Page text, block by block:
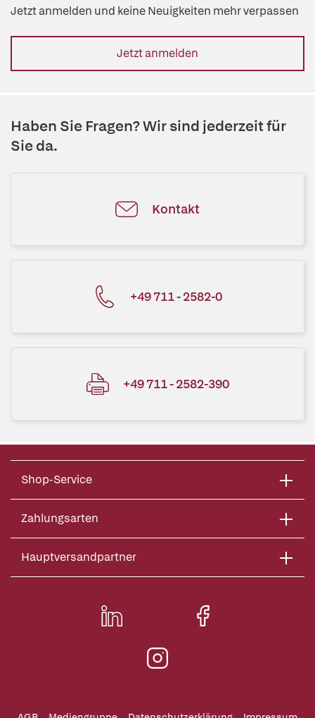
Jetzt anmelden und keine Neuigkeiten mehr verpassen
Jetzt anmelden
Haben Sie Fragen? Wir sind jederzeit für
Sie da.
Kontakt
+49 711 - 2582-0
+49 711 - 2582-390
Shop-Service
Zahlungsarten
Hauptversandpartner